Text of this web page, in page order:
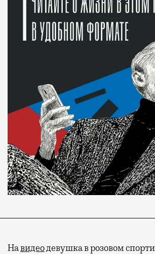
Навидеодевушка в розовом